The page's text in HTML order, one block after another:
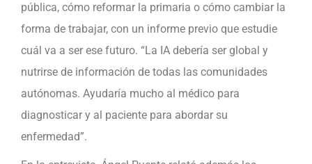
pública, cómo reformar la primaria o cómo cambiar la
forma de trabajar, con un informe previo que estudie
cuál va a ser ese futuro. “La IA debería ser global y
nutrirse de información de todas las comunidades
autónomas. Ayudaría mucho al médico para
diagnosticar y al paciente para abordar su
enfermedad”.